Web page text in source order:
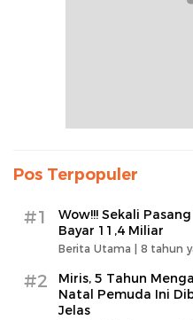
Pos Terpopuler
#1
Wow!!! Sekali
Bayar 11,4 Miliar
Berita Utama | 8 tahun
#2
Miris, 5 Tahun
Natal Pemuda Ini
Jelas